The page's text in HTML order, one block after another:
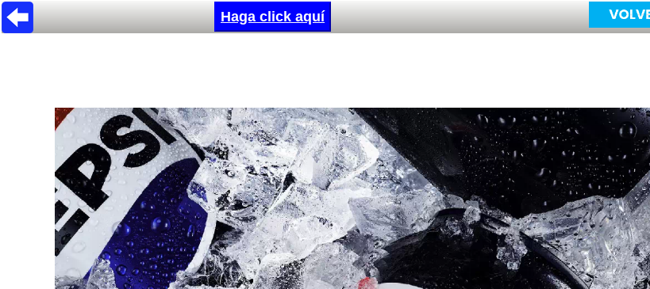
Haga click aquí